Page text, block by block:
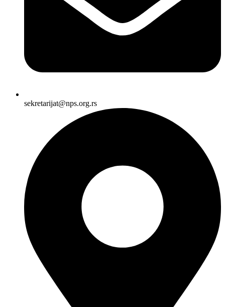
sekretarijat@nps.org.rs